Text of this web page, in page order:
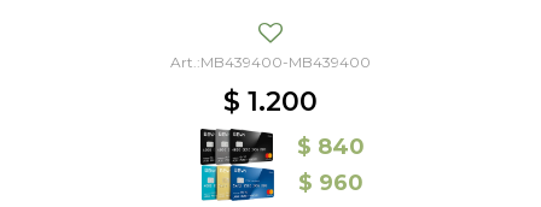
MB439400-MB439400
$ 1.200
$ 840
$ 960